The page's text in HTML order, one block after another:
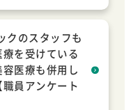
クのスタッフも
を受けている
医療も併用し
員アンケート